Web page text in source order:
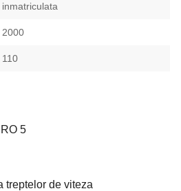
inmatriculata
2000
110
5
treptelor de viteza